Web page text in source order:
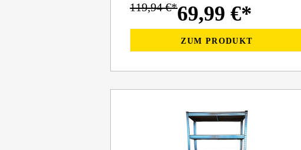
69,99 €*
119,94 €*
ZUM PRODUKT